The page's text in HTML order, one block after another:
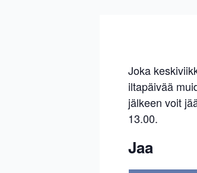
Joka
iltapäivää
jälkeen voit
13.00.
Jaa